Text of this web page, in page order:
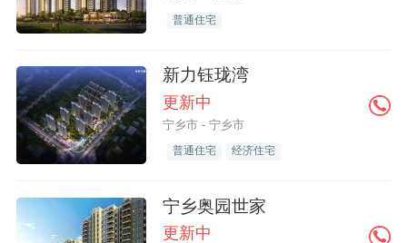
普通住宅
新力钰珑湾
更新中
宁乡市 - 宁乡市
普通住宅 经济住宅
宁乡奥园世家
更新中